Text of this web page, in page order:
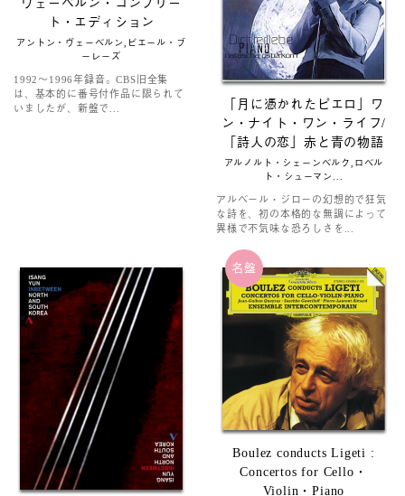
ヴェーベルン・コンプリー
ト・エディション
アントン・ヴェーベルン,ピエール・ブ
ーレーズ
1992～1996年録音。CBS旧全集
は、基本的に番号付作品に限られて
いましたが、新盤で...
「月に憑かれたピエロ」ワ
ン・ナイト・ワン・ライフ/
「詩人の恋」赤と青の物語
アルノルト・シェーンベルク,ロベル
ト・シューマン...
アルベール・ジローの幻想的で狂気
な詩を、初の本格的な無調によって
異様で不気味な恐ろしさを...
名盤
Boulez conducts Ligeti :
Concertos for Cello・
Violin・Piano